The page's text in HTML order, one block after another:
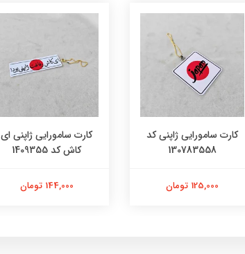
کارت سامورایی ژاپنی کد
130783558
125,000 تومان
کارت سامورایی ژاپنی ای
کاش کد 1409355
144,000 تومان